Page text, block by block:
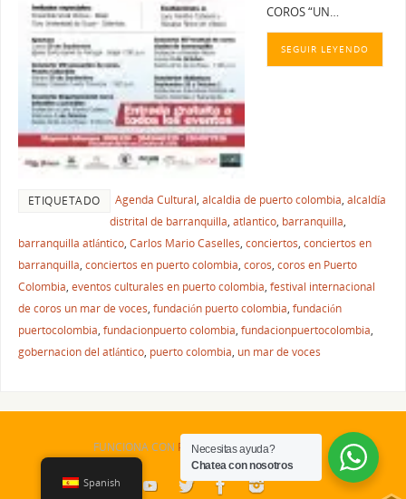
COROS “UN…
SEGUIR LEYENDO
ETIQUETADO Agenda Cultural, alcaldia de puerto colombia, alcaldía
distrital de barranquilla, atlantico, barranquilla,
barranquilla atlántico, Carlos Mario Caselles, conciertos, conciertos en
barranquilla, conciertos en puerto colombia, coros, coros en Puerto
Colombia, eventos culturales en puerto colombia, festival internacional
de coros un mar de voces, fundación puerto colombia, fundación
puertocolombia, fundacionpuerto colombia, fundacionpuertocolombia,
gobernacion del atlántico, puerto colombia, un mar de voces
FUNCIONA CON PARABOLA&WORDPRESS.
Spanish
Necesitas ayuda?
Chatea con nosotros